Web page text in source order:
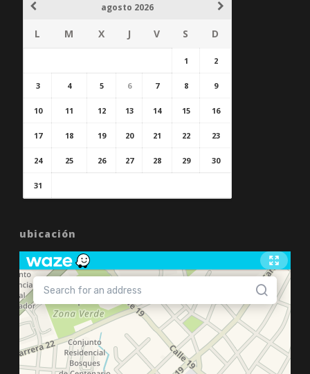
agosto 2026
L M X J V S D
1 2
3 4 5 6 7 8 9
10 11 12 13 14 15 16
17 18 19 20 21 22 23
24 25 26 27 28 29 30
31
ubicación